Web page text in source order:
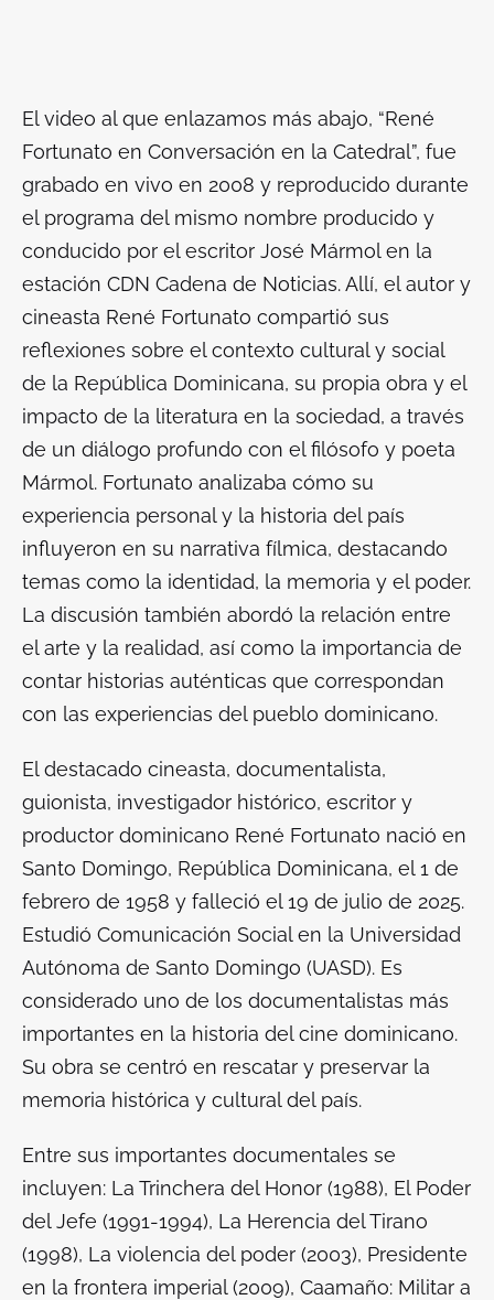
El video al que enlazamos más abajo, “René
Fortunato en Conversación en la Catedral”, fue
grabado en vivo en 2008 y reproducido durante
el programa del mismo nombre producido y
conducido por el escritor José Mármol en la
estación CDN Cadena de Noticias. Allí, el autor y
cineasta René Fortunato compartió sus
reflexiones sobre el contexto cultural y social
de la República Dominicana, su propia obra y el
impacto de la literatura en la sociedad, a través
de un diálogo profundo con el filósofo y poeta
Mármol. Fortunato analizaba cómo su
experiencia personal y la historia del país
influyeron en su narrativa fílmica, destacando
temas como la identidad, la memoria y el poder.
La discusión también abordó la relación entre
el arte y la realidad, así como la importancia de
contar historias auténticas que correspondan
con las experiencias del pueblo dominicano.
El destacado cineasta, documentalista,
guionista, investigador histórico, escritor y
productor dominicano René Fortunato nació en
Santo Domingo, República Dominicana, el 1 de
febrero de 1958 y falleció el 19 de julio de 2025.
Estudió Comunicación Social en la Universidad
Autónoma de Santo Domingo (UASD). Es
considerado uno de los documentalistas más
importantes en la historia del cine dominicano.
Su obra se centró en rescatar y preservar la
memoria histórica y cultural del país.
Entre sus importantes documentales se
incluyen: La Trinchera del Honor (1988), El Poder
del Jefe (1991-1994), La Herencia del Tirano
(1998), La violencia del poder (2003), Presidente
en la frontera imperial (2009), Caamaño: Militar a